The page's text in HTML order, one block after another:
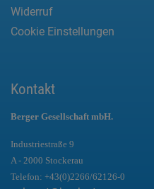
Widerruf
Cookie Einstellungen
Kontakt
Berger Gesellschaft mbH.
Industriestraße 9
A - 2000 Stockerau
Telefon: +43(0)2266/62126-0